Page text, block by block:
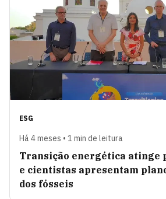
ESG
Há 4 meses • 1 min de leitura
Transição energética atinge
e cientistas apresentam
dos fósseis